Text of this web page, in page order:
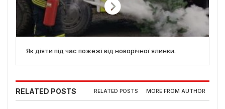
Як діяти під час пожежі від новорічної ялинки.
RELATED POSTS RELATED POSTS MORE FROM AUTHOR